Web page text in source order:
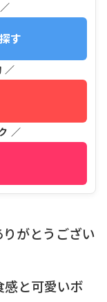
す
／
／
がとうござい
と可愛いボ